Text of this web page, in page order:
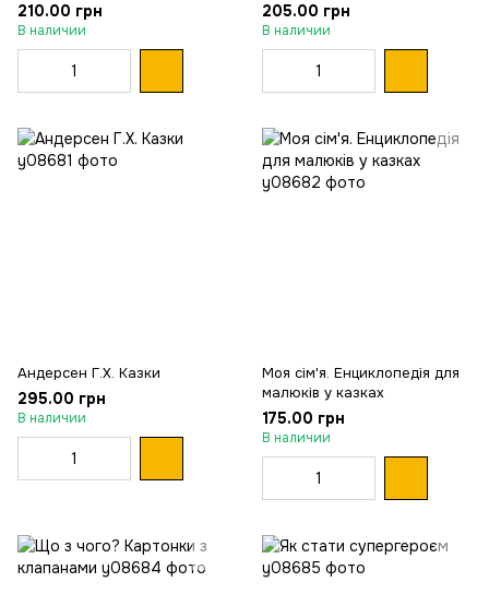
210.00 грн
В наличии
205.00 грн
В наличии
Андерсен Г.Х. Казки
295.00 грн
В наличии
Моя сім'я. Енциклопедія для
малюків у казках
175.00 грн
В наличии